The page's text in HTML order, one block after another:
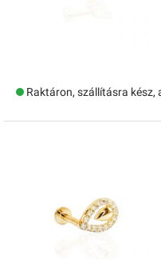
Raktáron, szállításra kész,